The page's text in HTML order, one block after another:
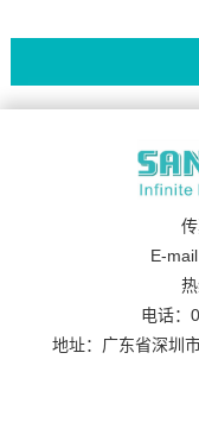
E-
电话：
地址：广东省深圳